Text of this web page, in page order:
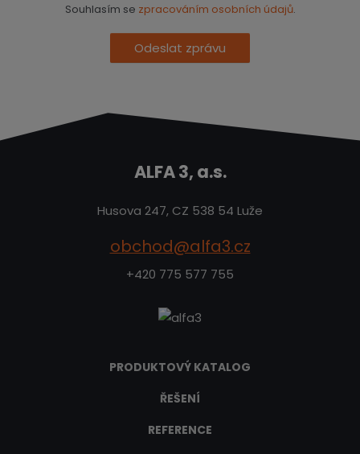
Odeslat zprávu
Souhlasím se zpracováním osobních údajů.
ALFA 3, a.s.
Husova 247, CZ 538 54 Luže
obchod@alfa3.cz
+420 775 577 755
PRODUKTOVÝ KATALOG
ŘEŠENÍ
REFERENCE